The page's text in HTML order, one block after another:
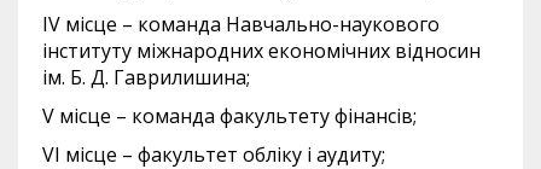
IV місце – команда Навчально-наукового
інституту міжнародних економічних відносин
ім. Б. Д. Гаврилишина;
V місце – команда факультету фінансів;
VI місце – факультет обліку і аудиту;